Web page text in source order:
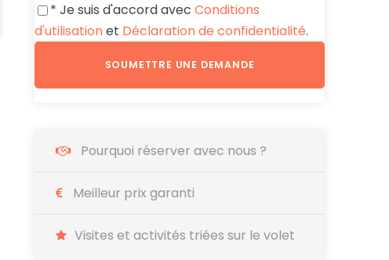
* Je suis d'accord avec Conditions
d'utilisationet Déclaration de confidentialité.
Pourquoi réserver avec nous ?
Meilleur prix garanti
Visites et activités triées sur le volet